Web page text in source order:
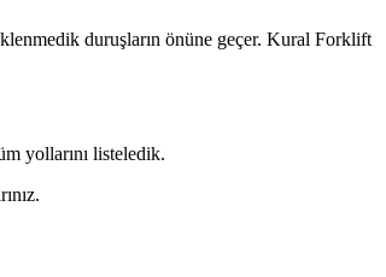
duruşların önüne geçer. Kural Forklift
yollarını listeledik.